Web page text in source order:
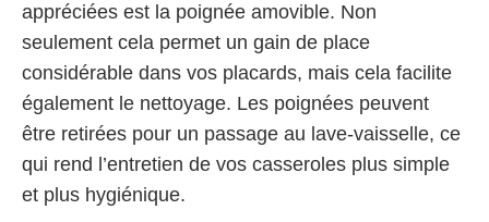
appréciées est la poignée amovible. Non
seulement cela permet un gain de place
considérable dans vos placards, mais cela facilite
également le nettoyage. Les poignées peuvent
être retirées pour un passage au lave-vaisselle, ce
qui rend l’entretien de vos casseroles plus simple
et plus hygiénique.